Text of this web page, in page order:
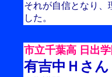
それが自信となり、
した。
市立千葉高 日出
有吉中Ｈさん